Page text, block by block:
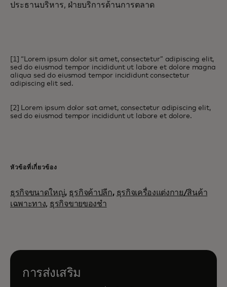
ประธานบริหาร, ฝ่ายบริการด้านการตลาด
[1] “Lorem ipsum dolor sit amet, consectetur” adipiscing elit,
sed do eiusmod tempor incididunt ut labore et dolore magna
aliqua sed do eiusmod tempor incididunt consectetur
adipiscing elit sed.
[2] Lorem ipsum dolor sat amet, consectetur adipiscing elit,
sed do eiusmod tempor incididunt ut labore et dolore.
หัวข้อที่เกี่ยวข้อง
ธุรกิจขนาดใหญ่, ธุรกิจค้าปลีก, ธุรกิจเครื่องแต่งกาย/สินค้า
เฉพาะทาง, ธุรกิจขายของชำ
การส่งเสริม